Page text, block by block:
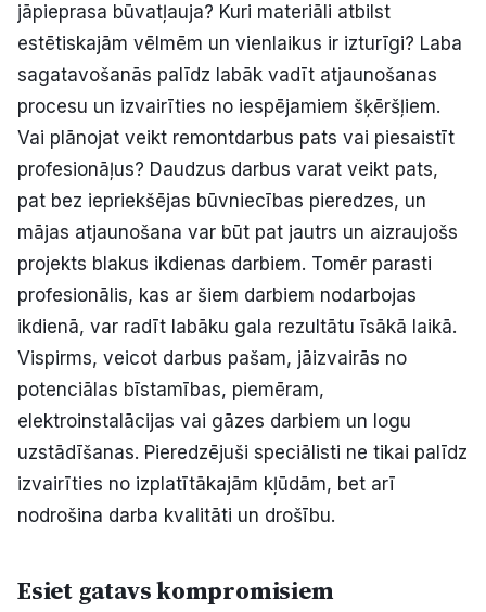
jāpieprasa būvatļauja? Kuri materiāli atbilst
estētiskajām vēlmēm un vienlaikus ir izturīgi? Laba
sagatavošanās palīdz labāk vadīt atjaunošanas
procesu un izvairīties no iespējamiem šķēršļiem.
Vai plānojat veikt remontdarbus pats vai piesaistīt
profesionāļus? Daudzus darbus varat veikt pats,
pat bez iepriekšējas būvniecības pieredzes, un
mājas atjaunošana var būt pat jautrs un aizraujošs
projekts blakus ikdienas darbiem. Tomēr parasti
profesionālis, kas ar šiem darbiem nodarbojas
ikdienā, var radīt labāku gala rezultātu īsākā laikā.
Vispirms, veicot darbus pašam, jāizvairās no
potenciālas bīstamības, piemēram,
elektroinstalācijas vai gāzes darbiem un logu
uzstādīšanas. Pieredzējuši speciālisti ne tikai palīdz
izvairīties no izplatītākajām kļūdām, bet arī
nodrošina darba kvalitāti un drošību.
Esiet gatavs kompromisiem